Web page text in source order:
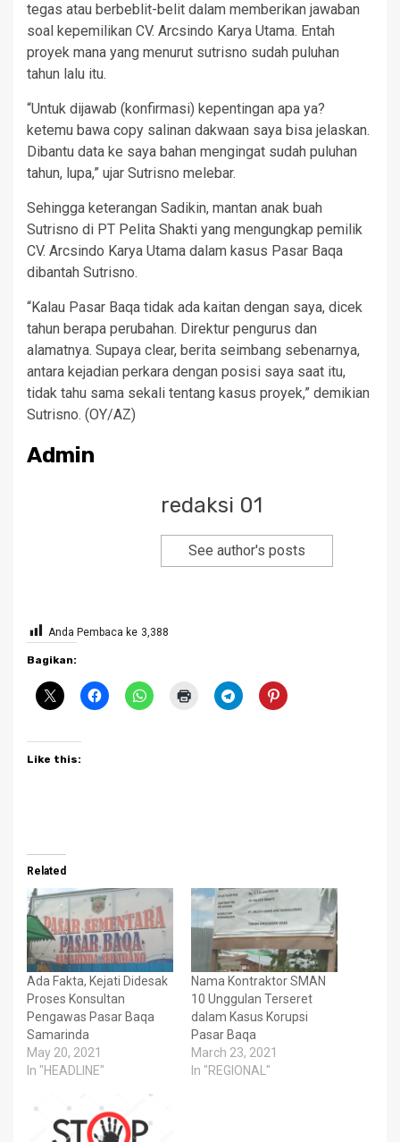
tegas atau berbeblit-belit dalam memberikan jawaban
soal kepemilikan CV. Arcsindo Karya Utama. Entah
proyek mana yang menurut sutrisno sudah puluhan
tahun lalu itu.
“Untuk dijawab (konfirmasi) kepentingan apa ya?
ketemu bawa copy salinan dakwaan saya bisa jelaskan.
Dibantu data ke saya bahan mengingat sudah puluhan
tahun, lupa,” ujar Sutrisno melebar.
Sehingga keterangan Sadikin, mantan anak buah
Sutrisno di PT Pelita Shakti yang mengungkap pemilik
CV. Arcsindo Karya Utama dalam kasus Pasar Baqa
dibantah Sutrisno.
“Kalau Pasar Baqa tidak ada kaitan dengan saya, dicek
tahun berapa perubahan. Direktur pengurus dan
alamatnya. Supaya clear, berita seimbang sebenarnya,
antara kejadian perkara dengan posisi saya saat itu,
tidak tahu sama sekali tentang kasus proyek,” demikian
Sutrisno. (OY/AZ)
Admin
redaksi 01
See author's posts
Anda Pembaca ke 3,388
Bagikan:
Like this:
Related
Ada Fakta, Kejati Didesak
Proses Konsultan
Pengawas Pasar Baqa
Samarinda
May 20, 2021
In "HEADLINE"
Nama Kontraktor SMAN
10 Unggulan Terseret
dalam Kasus Korupsi
Pasar Baqa
March 23, 2021
In "REGIONAL"